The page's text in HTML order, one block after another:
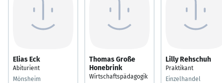
Elias Eck
Abiturient
Mönsheim
Thomas Große
Honebrink
Wirtschaftspädagogik
Lilly Rehschuh
Praktikant
Einzelhandel